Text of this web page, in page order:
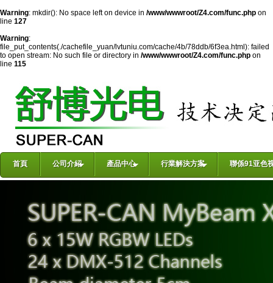
Warning: mkdir(): No space left on device in /www/wwwroot/Z4.com/func.php on
line 127
Warning:
file_put_contents(./cachefile_yuan/lvtuniu.com/cache/4b/78ddb/6f3ea.html): failed
to open stream: No such file or directory in /www/wwwroot/Z4.com/func.php on
line 115
首頁 公司介紹 產品中心 行業解決方案 聯係91亚色